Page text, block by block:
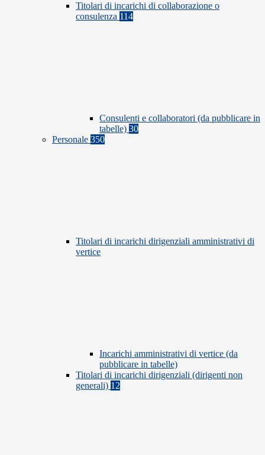
Titolari di incarichi di collaborazione o
consulenza 114
Consulenti e collaboratori (da pubblicare in
tabelle) 30
Personale 350
Titolari di incarichi dirigenziali amministrativi di
vertice
Incarichi amministrativi di vertice (da
pubblicare in tabelle)
Titolari di incarichi dirigenziali (dirigenti non
generali) 12